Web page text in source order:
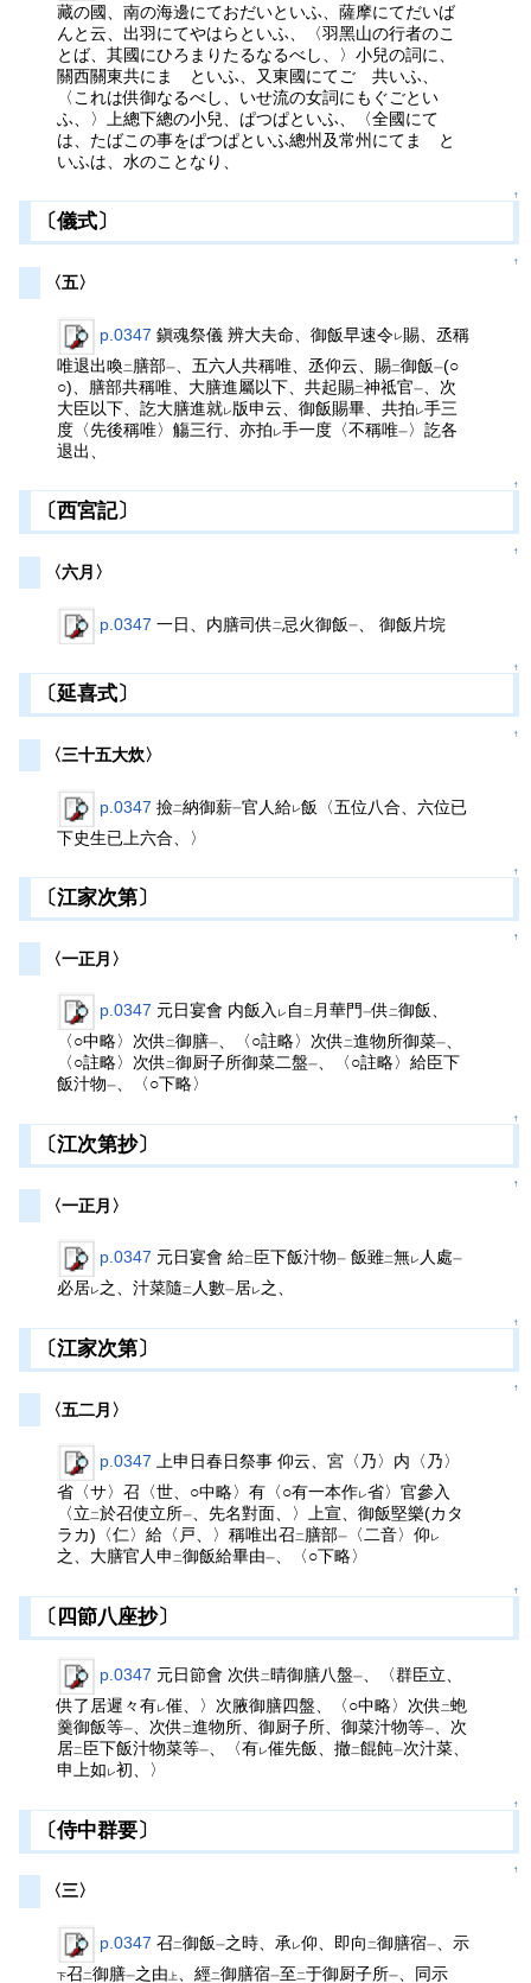
藏の國、南の海邊にておだいといふ、薩摩にてだいば
んと云、出羽にてやはらといふ、〈羽黑山の行者のこ
とば、其國にひろまりたるなるべし、〉小兒の詞に、
關西關東共にまゝといふ、又東國にてごゞ共いふ、
〈これは供御なるべし、いせ流の女詞にもぐごとい
ふ、〉上總下總の小兒、ぱつぱといふ、〈全國にて
は、たばこの事をぱつぱといふ總州及常州にてまゝと
いふは、水のことなり、
↑
〔儀式〕
↑
〈五〉
p.0347 鎭魂祭儀 辨大夫命、御飯早速令レ賜、丞稱
唯退出喚二 膳部一 、五六人共稱唯、丞仰云、賜二御飯一(○
○)、膳部共稱唯、大膳進屬以下、共起賜二神祗官一
、次
大臣以下、訖大膳進就レ 版申云、御飯賜畢、共拍 レ手三
度〈先後稱唯〉觴三行、亦拍 レ手一度〈不稱唯一 〉訖各
退出、
↑
〔西宮記〕
↑
〈六月〉
p.0347 一日、内膳司供二忌火御飯一 、 御飯片垸
↑
〔延喜式〕
↑
〈三十五大炊〉
p.0347 撿二納御薪一官人給レ飯〈五位八合、六位已
下史生已上六合、〉
↑
〔江家次第〕
↑
〈一正月〉
p.0347 元日宴會 内飯入 レ 自二 月華門一供二御飯、
〈○中略〉次供二御膳一、〈○註略〉次供二進物所御菜一、
〈○註略〉次供二御厨子所御菜二盤一、〈○註略〉給臣下
飯汁物一、〈○下略〉
↑
〔江次第抄〕
↑
〈一正月〉
p.0347 元日宴會 給二臣下飯汁物一 飯雖二無レ 人處一
必居レ 之、汁菜隨二 人數一居レ 之、
↑
〔江家次第〕
↑
〈五二月〉
p.0347 上申日春日祭事 仰云、宮〈乃〉内〈乃〉
省〈サ〉召〈世、○中略〉有〈○有一本作レ省〉官參入
〈立二於召使立所一、先名對面、〉上宣、御飯堅樂(カタ
ラカ)〈仁〉給〈戸、〉稱唯出召二膳部一 〈二音〉仰 レ
之、大膳官人申二御飯給畢由一、〈○下略〉
↑
〔四節八座抄〕
p.0347 元日節會 次供二晴御膳八盤一
、〈群臣立、
供了居遲々有レ催、〉次腋御膳四盤、〈○中略〉次供二蚫
羹御飯等一 、次供二進物所、御厨子所、御菜汁物等一
、次
居二臣下飯汁物菜等一 、〈有レ催先飯、撤二餛飩一次汁菜、
申上如 レ初、〉
↑
〔侍中群要〕
↑
〈三〉
p.0347 召二御飯一之時、承 レ仰、即向 二御膳宿一 、示
下召二御膳一之由上 、經二御膳宿一至二于御厨子所一 、同示